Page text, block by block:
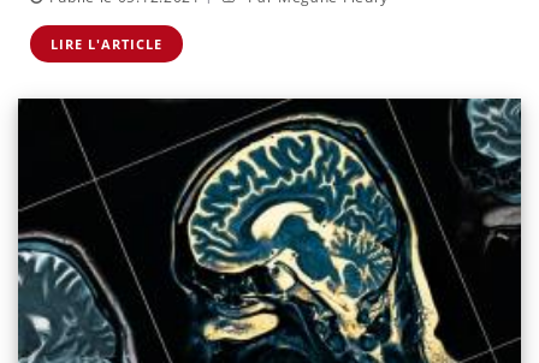
LIRE L'ARTICLE